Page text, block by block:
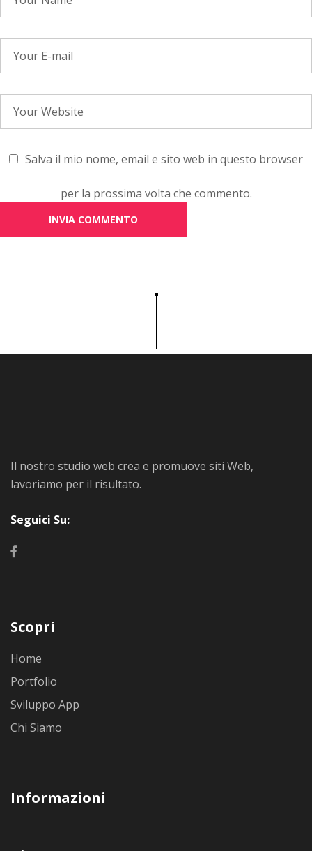
Salva il mio nome, email e sito web in questo browser
per la prossima volta che commento.
Il nostro studio web crea e promuove siti Web,
lavoriamo per il risultato.
Seguici Su:
Scopri
Home
Portfolio
Sviluppo App
Chi Siamo
Informazioni